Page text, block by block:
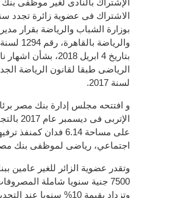
الإشتراك بالنادى لغير موظفى
الاشتراك فى عضوية زائرة تجدد
بوزارة الشباب والرياضة بقرار
بتاريخ 4 ابريل 2018،
لسنة 2017.
و افتتحه مجلس إدارة بنك مصر
الإتربى فى
على مساحة 6.14 فدان كمنفذ
اجتماعي، رياضى لموظفى بنك
وتقدر عضوية الزائر للغير عامين
7500 جنية سنويا شاملة
وتزداد بقيمة 10% سنويا عند